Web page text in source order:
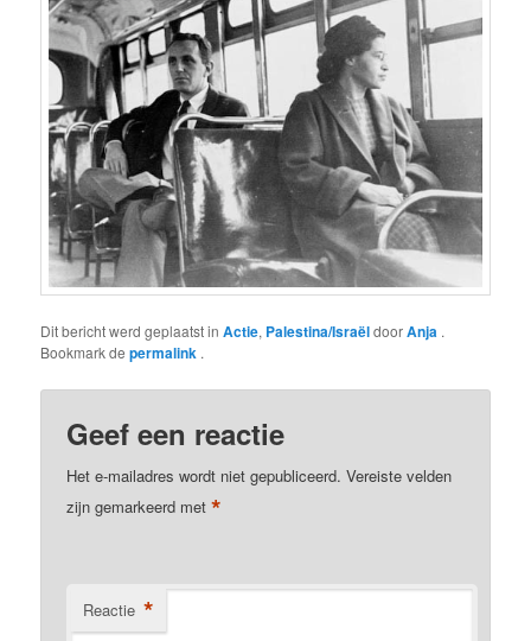
Dit bericht werd geplaatst inActie, Palestina/IsraëldoorAnja .
Bookmark depermalink .
Geef een reactie
Het e-mailadres wordt niet gepubliceerd. Vereiste velden
zijn gemarkeerd met*
Reactie *